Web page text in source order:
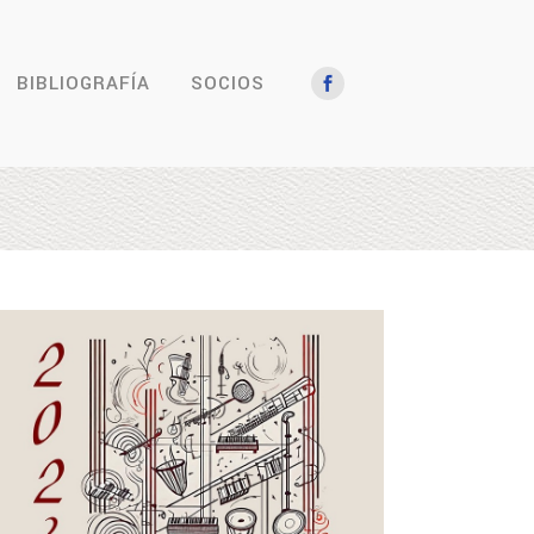
BIBLIOGRAFÍA SOCIOS